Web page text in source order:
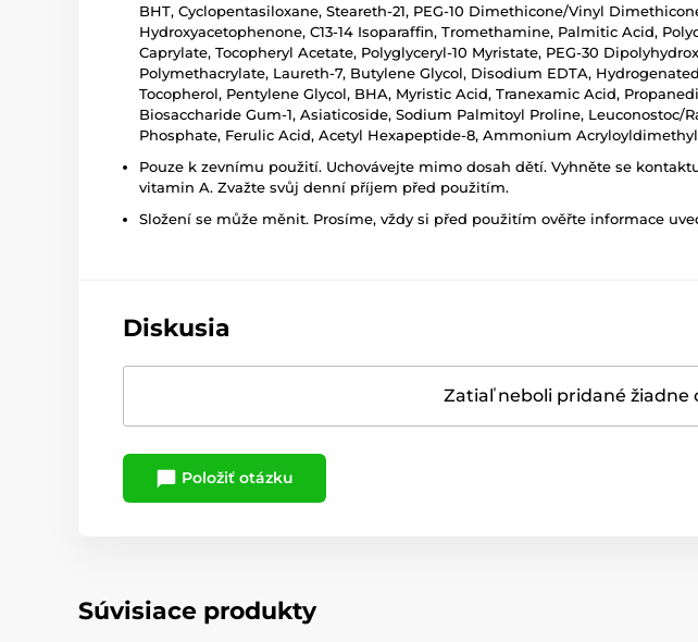
BHT, Cyclopentasiloxane, Steareth-21, PEG-10 Dimethicone/Vinyl
Hydroxyacetophenone, C13-14 Isoparaffin, Tromethamine, Palmitic Acid,
Caprylate, Tocopheryl Acetate, Polyglyceryl-10 Myristate, PEG-30
Polymethacrylate, Laureth-7, Butylene Glycol, Disodium EDTA,
Tocopherol, Pentylene Glycol, BHA, Myristic Acid, Tranexamic Acid,
Biosaccharide Gum-1, Asiaticoside, Sodium Palmitoyl Proline,
Phosphate, Ferulic Acid, Acetyl Hexapeptide-8, Ammonium
Pouze k zevnímu použití. Uchovávejte mimo dosah dětí. Vyhněte se
vitamin A. Zvažte svůj denní příjem před použitím.
Složení se může měnit. Prosíme, vždy si před použitím ověřte informace
Diskusia
Zatiaľ neboli pridané žiadne
Položiť otázku
Súvisiace produkty